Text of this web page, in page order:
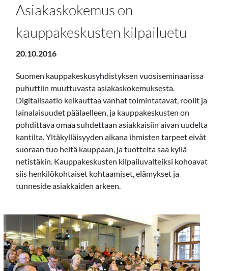
Asiakaskokemus on
kauppakeskusten kilpailuetu
20.10.2016
Suomen kauppakeskusyhdistyksen vuosiseminaarissa
puhuttiin muuttuvasta asiakaskokemuksesta.
Digitalisaatio keikauttaa vanhat toimintatavat, roolit ja
lainalaisuudet päälaelleen, ja kauppakeskusten on
pohdittava omaa suhdettaan asiakkaisiin aivan uudelta
kantilta. Yltäkylläisyyden aikana ihmisten tarpeet eivät
suoraan tuo heitä kauppaan, ja tuotteita saa kyllä
netistäkin. Kauppakeskusten kilpailuvalteiksi kohoavat
siis henkilökohtaiset kohtaamiset, elämykset ja
tunneside asiakkaiden arkeen.